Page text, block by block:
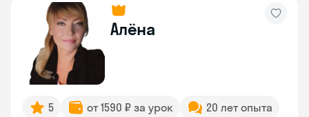
Алёна
5 от 1590 ₽ за урок
20 лет опыта